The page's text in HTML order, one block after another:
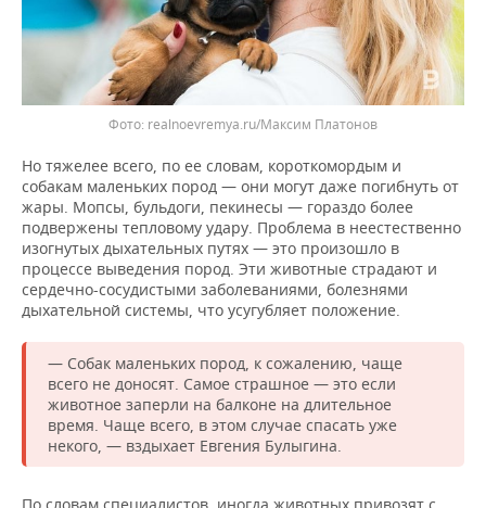
realnoevremya.ru/Максим Платонов
Но тяжелее всего, по ее словам, короткомордым и
собакам маленьких пород — они могут даже погибнуть от
жары. Мопсы, бульдоги, пекинесы — гораздо более
подвержены тепловому удару. Проблема в неестественно
изогнутых дыхательных путях — это произошло в
процессе выведения пород. Эти животные страдают и
сердечно-сосудистыми заболеваниями, болезнями
дыхательной системы, что усугубляет положение.
— Собак маленьких пород, к сожалению, чаще
всего не доносят. Самое страшное — это если
животное заперли на балконе на длительное
время. Чаще всего, в этом случае спасать уже
некого, — вздыхает Евгения Булыгина.